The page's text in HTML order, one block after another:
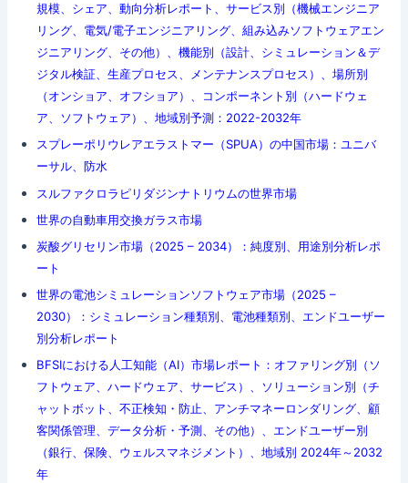
規模、シェア、動向分析レポート、サービス別（機械エンジニア
リング、電気/電子エンジニアリング、組み込みソフトウェアエン
ジニアリング、その他）、機能別（設計、シミュレーション＆デ
ジタル検証、生産プロセス、メンテナンスプロセス）、場所別
（オンショア、オフショア）、コンポーネント別（ハードウェ
ア、ソフトウェア）、地域別予測：2022-2032年
スプレーポリウレアエラストマー（SPUA）の中国市場：ユニバ
ーサル、防水
スルファクロラピリダジンナトリウムの世界市場
世界の自動車用交換ガラス市場
炭酸グリセリン市場（2025 – 2034）：純度別、用途別分析レポ
ート
世界の電池シミュレーションソフトウェア市場（2025 –
2030）：シミュレーション種類別、電池種類別、エンドユーザー
別分析レポート
BFSIにおける人工知能（AI）市場レポート：オファリング別（ソ
フトウェア、ハードウェア、サービス）、ソリューション別（チ
ャットボット、不正検知・防止、アンチマネーロンダリング、顧
客関係管理、データ分析・予測、その他）、エンドユーザー別
（銀行、保険、ウェルスマネジメント）、地域別 2024年～2032
年